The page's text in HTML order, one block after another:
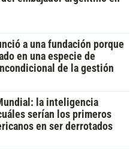
a una fundación porque
en una especie de
de la gestión
la inteligencia
serían los primeros
en ser derrotados